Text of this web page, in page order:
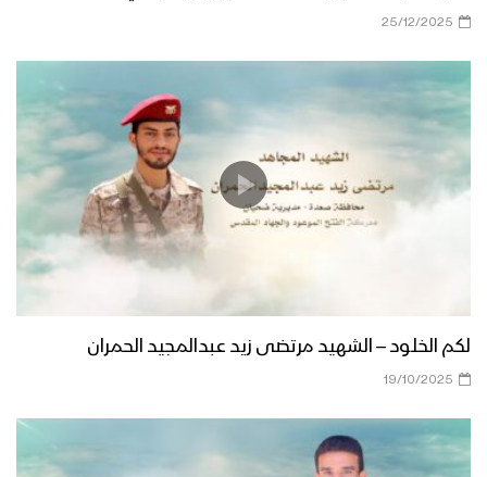
25/12/2025
لكم الخلود – الشهيد مرتضى زيد عبدالمجيد الحمران
19/10/2025